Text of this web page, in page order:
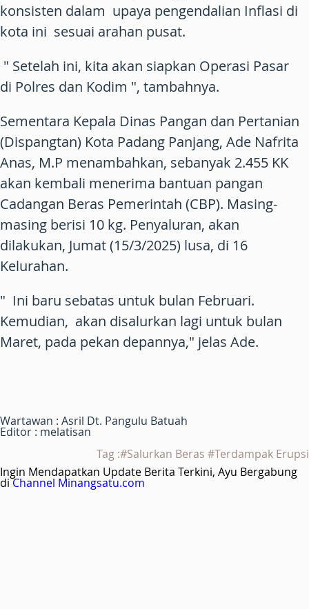
konsisten dalam upaya pengendalian Inflasi di
kota ini sesuai arahan pusat.
" Setelah ini, kita akan siapkan Operasi Pasar
di Polres dan Kodim ", tambahnya.
Sementara Kepala Dinas Pangan dan Pertanian
(Dispangtan) Kota Padang Panjang, Ade Nafrita
Anas, M.P menambahkan, sebanyak 2.455 KK
akan kembali menerima bantuan pangan
Cadangan Beras Pemerintah (CBP). Masing-
masing berisi 10 kg. Penyaluran, akan
dilakukan, Jumat (15/3/2025) lusa, di 16
Kelurahan.
" Ini baru sebatas untuk bulan Februari.
Kemudian, akan disalurkan lagi untuk bulan
Maret, pada pekan depannya," jelas Ade.
Wartawan : Asril Dt. Pangulu Batuah
Editor : melatisan
Tag :#Salurkan Beras #Terdampak Erupsi
Ingin Mendapatkan Update Berita Terkini, Ayu Bergabung
diChannel Minangsatu.com